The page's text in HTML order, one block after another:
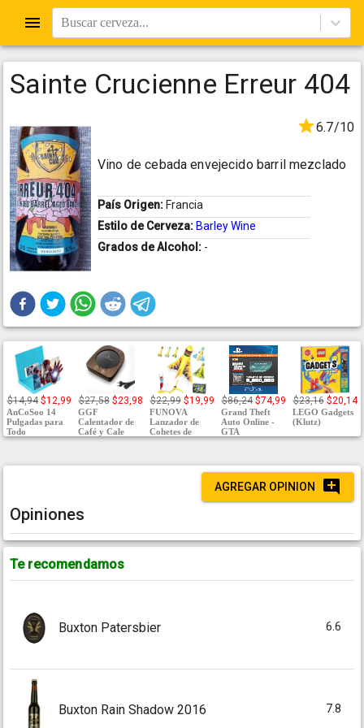
Buscar cerveza...
Sainte Crucienne Erreur 404
6.7/10
Vino de cebada envejecido barril mezclado
País Origen: Francia
Estilo de Cerveza: Barley Wine
Grados de Alcohol: -
$14,94 $12,99
AnCoSoo 14
Pulgadas para
Todo
$27,58 $23,98
GGF
Calentador de
Café y Cale
$22,99 $19,99
FUNOVA
Lanzador de
Cohetes de
$86,24 $74,99
Grand Theft
Auto Online -
GTA
$23,16 $20,14
LEGO Gadgets
(Klutz)
AGREGAR OPINION
Opiniones
Te recomendamos
Buxton Patersbier 6.6
Buxton Rain Shadow 2016 7.8